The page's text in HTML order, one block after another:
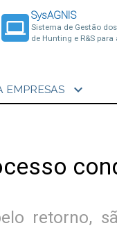
laptop
SysAGNIS
Sistema de Gestão
de Hunting e R&S para
EMPRESAS expand_more
retorno,